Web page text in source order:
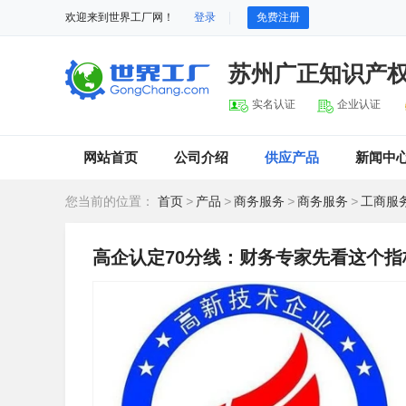
欢迎来到世界工厂网！ 登录 免费注册
苏州广正知识产
实名认证 企业认证
网站首页 公司介绍 供应产品 新闻中
您当前的位置： 首页 > 产品 >商务服务 >商务服务 > 工商服
高企认定70分线：财务专家先看这个指